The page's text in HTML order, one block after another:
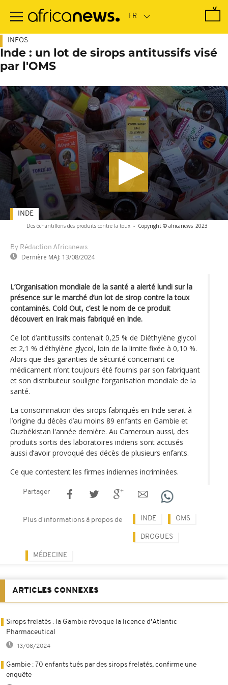
contenu
INFOS
Inde : un lot de sirops antitussifs visé
par l'OMS
Des échantillons des produits contre la toux - Copyright © africanews 2023
By Rédaction Africanews
Dernière MAJ: 13/08/2024
INDE
L’Organisation mondiale de la santé a alerté lundi sur la
présence sur le marché d’un lot de sirop contre la toux
contaminés. Cold Out, c’est le nom de ce produit
découvert en Irak mais fabriqué en Inde.
Ce lot d’antitussifs contenait 0,25 % de Diéthylène glycol
et 2,1 % d'éthylène glycol, loin de la limite fixée à 0,10 %.
Alors que des garanties de sécurité concernant ce
médicament n’ont toujours été fournis par son fabriquant
et son distributeur souligne l’organisation mondiale de la
santé.
La consommation des sirops fabriqués en Inde serait à
l’origine du décès d’au moins 89 enfants en Gambie et
Ouzbékistan l'année dernière. Au Cameroun aussi, des
produits sortis des laboratoires indiens sont accusés
aussi d’avoir provoqué des décès de plusieurs enfants.
Ce que contestent les firmes indiennes incriminées.
Partager
Plus d'informations à propos de INDE OMS
DROGUES
MÉDECINE
ARTICLES CONNEXES
Sirops frelatés : la Gambie révoque la licence d'Atlantic
Pharmaceutical
13/08/2024
Gambie : 70 enfants tués par des sirops frelatés, confirme une
enquête